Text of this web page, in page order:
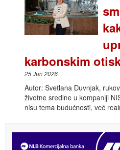
karbonskim
25 Jun 2026
Autor: Svetlana Duvnjak,
životne sredine u kompaniji
nisu tema budućnosti, već